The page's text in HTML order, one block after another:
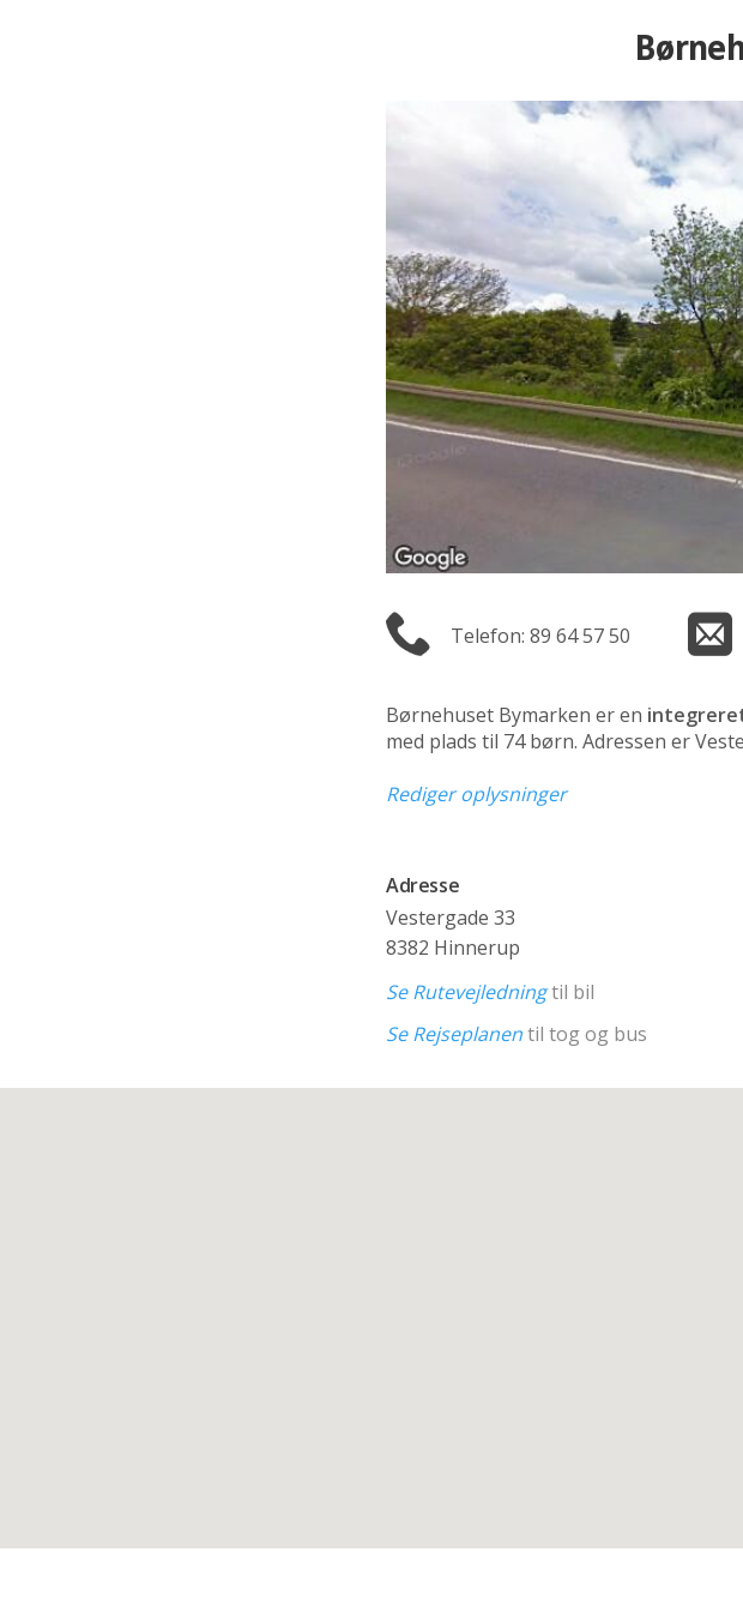
Telefon: 89 64 57 50
Børnehuset Bymarken er en
med plads til 74 børn. Adressen er
Rediger oplysninger
Adresse
Vestergade 33
8382 Hinnerup
Se Rutevejledningtil bil
Se Rejseplanentil tog og bus